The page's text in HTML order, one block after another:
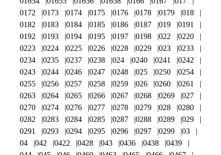
0172
0173 0174 0175 0176 0178 0179
018
0182
0183 0184 0185 0186 0187 019
0191
0192
0193 0194 0195 0197 0198 022
0220
0223
0224 0225 0226 0228 0229 023
0233
0234
0235 0237 0238 024 0240 0241
0242
0243
0244 0246 0247 0248 025 0250
0254
0255
0256 0257 0258 0259 026 0260
0261
0263
0264 0265 0266 0267 0268 0269
027
0270
0274 0276 0277 0278 0279 028
0280
0282
0283 0284 0285 0287 0288 0289
029
0291
0293 0294 0295 0296 0297 0299
03
04
042 0422 0428 043 0436 0438
0439